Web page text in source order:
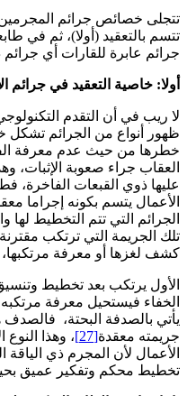
تتجلى خصائص جرائم
تتسم بالتعقيد (أولا)، ثم في
جرائم عابرة للقارات أي جرائم
أولا: خاصية التعقيد في جرائم
لا ريب في أن التقدم
ظهور أنواع من الجرائم
خطرها من حيث عدم معرفة
العقاب جراء صعوبة الإثبات،
عليها ذوي القبعات الفاخرة،
الأعمال يتسم بكونه إجراما
الجرائم التي تتم التخطيط
تلك الجريمة التي ترتكب
كشف لغزها أو معرفة مرتكبها،
الأول يرتكب بعد تخطيط
الخفاء فيستحيل معرفة
يأتي بالصدفة البحتة،
جريمته معقدة[27]
، وهذا
الأعمال لأن المجرم ذي الياقة
تخطيط محكم وتفكير عميق